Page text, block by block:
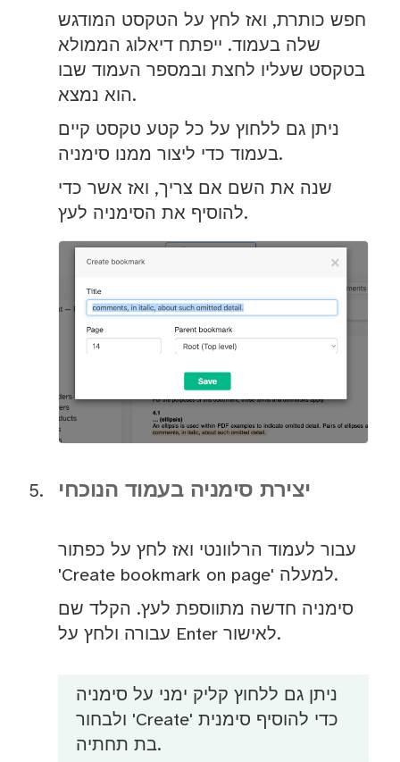
חפש כותרת, ואז לחץ על הטקסט המודגש
שלה בעמוד. ייפתח דיאלוג הממולא
בטקסט שעליו לחצת ובמספר העמוד שבו
הוא נמצא.
ניתן גם ללחוץ על כל קטע טקסט קיים
בעמוד כדי ליצור ממנו סימניה.
שנה את השם אם צריך, ואז אשר כדי
להוסיף את הסימניה לעץ.
יצירת סימניה בעמוד הנוכחי
עבור לעמוד הרלוונטי ואז לחץ על כפתור
'Create bookmark on page' למעלה.
סימניה חדשה מתווספת לעץ. הקלד שם
עבורה ולחץ על Enter לאישור.
ניתן גם ללחוץ קליק ימני על סימניה
ולבחור 'Create' כדי להוסיף סימנית
בת תחתיה.